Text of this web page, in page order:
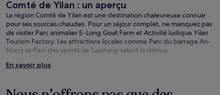
Comté de Yilan : un aperçu
La région Comté de Yilan est une destination chaleureuse connue
pour ses sources chaudes. Pour un séjour complet, ne manquez pas
de visiter Parc animalier E-Long Goat Farm et Activité ludique Yilan
Tourism Factory. Les attractions locales comme Parc du barrage An-
Nong et Parc des sports de Luodong valent le détour.
Comté de Yilan : les choses à voir dans les environs de la
Parc du barrage An-Nong (à 2 km du centre-ville)
En savoir plus